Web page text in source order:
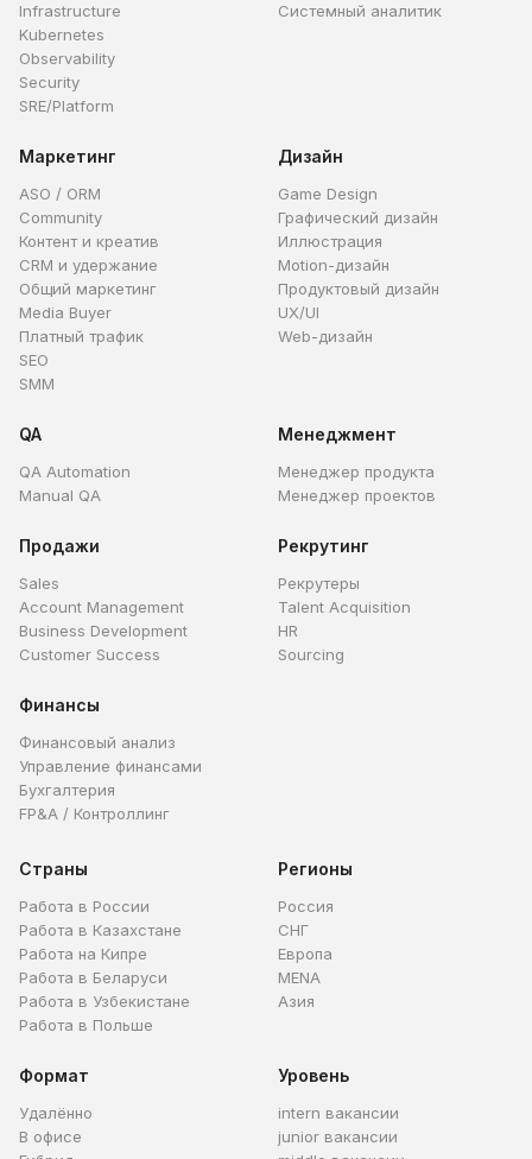
Infrastructure
Kubernetes
Observability
Security
SRE/Platform
Системный аналитик
Маркетинг
ASO / ORM
Community
Контент и креатив
CRM и удержание
Общий маркетинг
Media Buyer
Платный трафик
SEO
SMM
Дизайн
Game Design
Графический дизайн
Иллюстрация
Motion-дизайн
Продуктовый дизайн
UX/UI
Web-дизайн
QA
QA Automation
Manual QA
Менеджмент
Менеджер продукта
Менеджер проектов
Продажи
Sales
Account Management
Business Development
Customer Success
Рекрутинг
Рекрутеры
Talent Acquisition
HR
Sourcing
Финансы
Финансовый анализ
Управление финансами
Бухгалтерия
FP&A / Контроллинг
Страны
Работа в России
Работа в Казахстане
Работа на Кипре
Работа в Беларуси
Работа в Узбекистане
Работа в Польше
Регионы
Россия
СНГ
Европа
MENA
Азия
Формат
Удалённо
В офисе
Уровень
intern вакансии
junior вакансии